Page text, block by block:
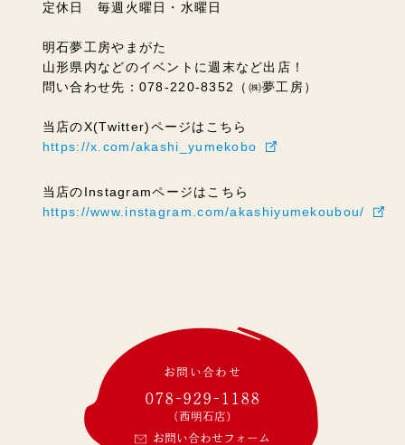
定休日 毎週火曜日・水曜日
明石夢工房やまがた
山形県内などのイベントに週末など出店！
問い合わせ先：078-220-8352（㈱夢工房）
当店のX(Twitter)ページはこちら
https://x.com/akashi_yumekobo
当店のInstagramページはこちら
https://www.instagram.com/akashiyumekoubou/
お問い合わせ
078-929-1188
(西明石店)
お問い合わせフォーム